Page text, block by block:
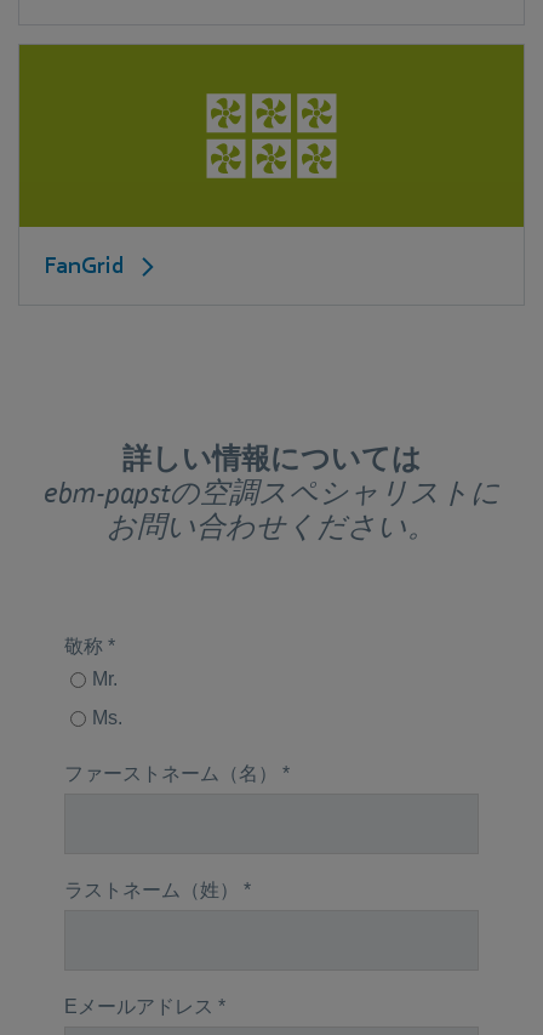
FanGrid
詳しい情報については
ebm-papstの空調スペシャリストに
お問い合わせください。